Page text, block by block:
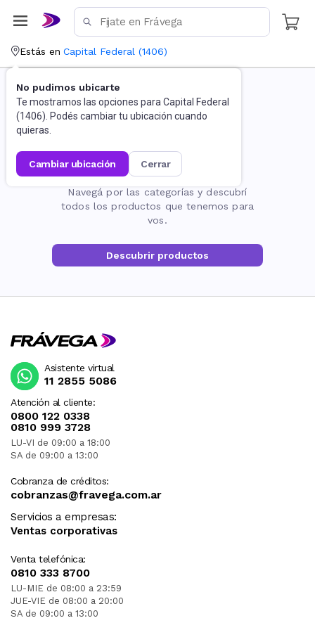
Estás en Capital Federal (1406)
No pudimos ubicarte
Te mostramos las opciones para Capital Federal
(1406). Podés cambiar tu ubicación cuando
quieras.
cambiar ubicación cerrar
La página no existe
Navegá por las categorías y descubrí
todos los productos que tenemos para
vos.
Descubrir productos
Atención al cliente:
0800 122 0338
0810 999 3728
LU-VI de 09:00 a 18:00
SA de 09:00 a 13:00
Cobranza de créditos:
cobranzas@fravega.com.ar
Servicios a empresas:
Ventas corporativas
Venta telefónica:
0810 333 8700
LU-MIE de 08:00 a 23:59
JUE-VIE de 08:00 a 20:00
SA de 09:00 a 13:00
Asistente virtual
11 2855 5086